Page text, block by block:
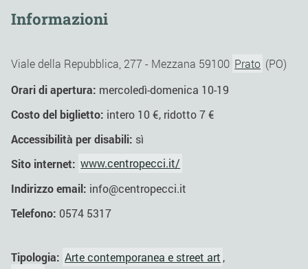
Informazioni
Viale della Repubblica, 277 - Mezzana 59100 Prato (PO)
Orari di apertura: mercoledì-domenica 10-19
Costo del biglietto: intero 10 €, ridotto 7 €
Accessibilità per disabili: sì
Sito internet: www.centropecci.it/
Indirizzo email: info@centropecci.it
Telefono: 0574 5317
Tipologia: Arte contemporanea e street art ,